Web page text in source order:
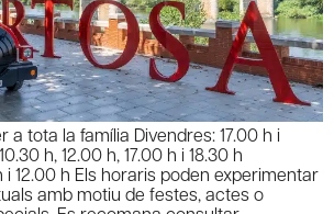
a tota la família Divendres: 17.00 h i
h, 12.00 h, 17.00 h i 18.30 h
i 12.00 h Els horaris poden experimentar
amb motiu de festes, actes o